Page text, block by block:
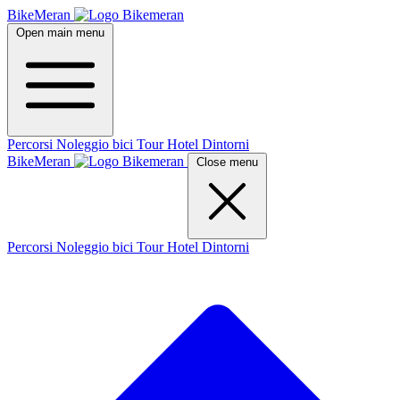
BikeMeran
Open main menu
Percorsi Noleggio bici TourHotel Dintorni
BikeMeran
Close menu
Percorsi Noleggio bici TourHotel Dintorni